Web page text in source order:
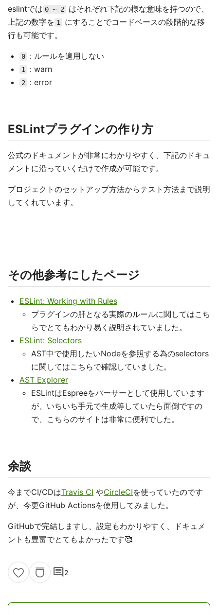
eslintでは 0 ~ 2
はそれぞれ下記の様な意味を持つので、
上記の数字を 1
にすることでコードベースの段階的な移
行も可能です。
0 : ルールを適用しない
1 : warn
2 : error
ESLintプラグインの作り方
公式のドキュメントが非常にわかりやすく、下記のドキュ
メントに沿っていくだけで作成が可能です。
プロジェクトのセットアップ方法からテスト方法まで説明
してくれています。
その他参考にしたページ
ESLint: Working with Rules
プラグインの肝となる実際のルールに関してはこち
らでとてもわかり易く説明されていました。
ESLint: Selectors
AST中で使用したいNodeを参照する為のselectors
に関してはこちらで確認していました。
AST Explorer
ESLintはEspreeをパーサーとして使用しています
が、いちいち手元で生成等していたら面倒ですの
で、こちらのサイトは非常に便利でした。
余談
今までCI/CDはTravis CI やCircleCIを使っていたのです
が、今更GitHub Actionsを使用してみました。
GitHubで完結しますし、設定もわかりやすく、ドキュメ
ントも豊富でとてもよかったです🥰
comment2